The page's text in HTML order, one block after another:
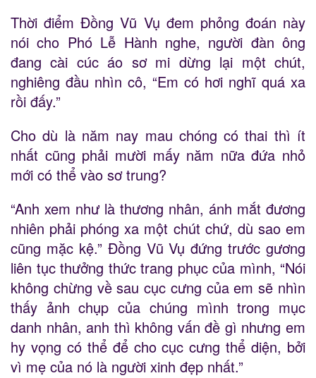
Thời điểm Đồng Vũ Vụ đem phỏng đoán này
nói cho Phó Lễ Hành nghe, người đàn ông
đang cài cúc áo sơ mi dừng lại một chút,
nghiêng đầu nhìn cô, “Em có hơi nghĩ quá xa
rồi đấy.”
Cho dù là năm nay mau chóng có thai thì ít
nhất cũng phải mười mấy năm nữa đứa nhỏ
mới có thể vào sơ trung?
“Anh xem như là thương nhân, ánh mắt đương
nhiên phải phóng xa một chút chứ, dù sao em
cũng mặc kệ.” Đồng Vũ Vụ đứng trước gương
liên tục thưởng thức trang phục của mình, “Nói
không chừng về sau cục cưng của em sẽ nhìn
thấy ảnh chụp của chúng mình trong mục
danh nhân, anh thì không vấn đề gì nhưng em
hy vọng có thể để cho cục cưng thể diện, bởi
vì mẹ của nó là người xinh đẹp nhất.”